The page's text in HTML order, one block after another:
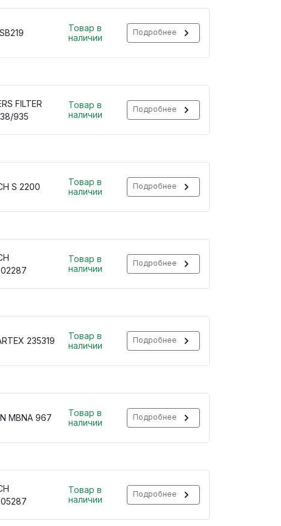
Товар в
наличии
Подробнее
FILTER
935
Товар в
наличии
Подробнее
S 2200
Товар в
наличии
Подробнее
Товар в
наличии
Подробнее
235319
Товар в
наличии
Подробнее
MBNA 967
Товар в
наличии
Подробнее
Товар в
наличии
Подробнее